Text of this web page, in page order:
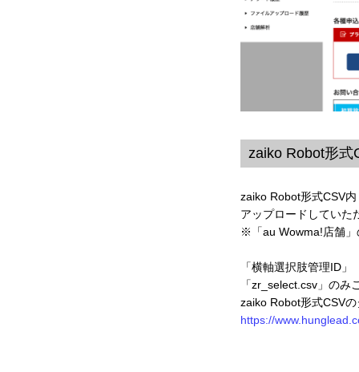
zaiko Robot形式
zaiko Robot形式CSV
アップロードしていた
※「au Wowma!店舗」
「横軸選択肢管理ID
「zr_select.csv」の
zaiko Robot形式CSV
https://